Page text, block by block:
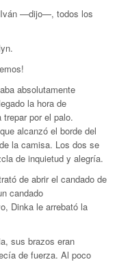
Iván —dijo—, todos los
absolutamente
la hora de
por el palo.
alcanzó el borde del
la camisa. Los dos se
de inquietud y alegría.
de abrir el candado de
candado
Dinka le arrebató la
sus brazos eran
de fuerza. Al poco